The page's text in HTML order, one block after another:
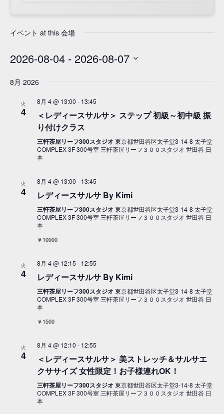
イベント at this 会場
2026-08-04 - 2026-08-07
付
8月 2026
火
4
8月 4 @ 13:00 - 13:45
＜レディースサルサ＞ ステップ 初級～初中級 振
り付けクラス
三軒茶屋リーフ300スタジオ 東京都世田谷区太子堂3-14-8 太子堂
COMPLEX 3F 300号室 三軒茶屋リーフ３００スタジオ 世田谷 日
本
火
4
8月 4 @ 13:00 - 13:45
レディースサルサ By Kimi
三軒茶屋リーフ300スタジオ 東京都世田谷区太子堂3-14-8 太子堂
COMPLEX 3F 300号室 三軒茶屋リーフ３００スタジオ 世田谷 日
本
￥10000
火
4
8月 4 @ 12:15 - 12:55
レディースサルサ By Kimi
三軒茶屋リーフ300スタジオ 東京都世田谷区太子堂3-14-8 太子堂
COMPLEX 3F 300号室 三軒茶屋リーフ３００スタジオ 世田谷 日
本
￥1500
火
4
8月 4 @ 12:10 - 12:55
＜レディースサルサ＞ 美ストレッチ＆サルサエ
クササイズ 女性限定！お子様連れOK！
三軒茶屋リーフ300スタジオ 東京都世田谷区太子堂3-14-8 太子堂
COMPLEX 3F 300号室 三軒茶屋リーフ３００スタジオ 世田谷 日
本